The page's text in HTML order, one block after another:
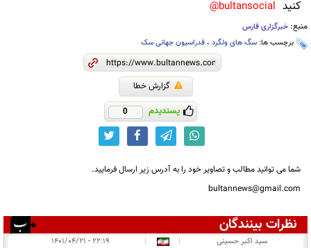
کنید bultansocial@
منبع: خبرگزاری فارس
برچسب ها: سگ های ولگرد ، فدراسیون جهانی سک
گزارش خطا
پسندیدم 0
شما می توانید مطالب و تصاویر خود را به آدرس زیر ارسال فرمایید.
bultannews@gmail.com
نظرات بینندگان
انتشار یافته:۶
سید اکبر حسینی |
|
۲۲:۱۹ - ۱۴۰۱/۰۴/۲۱